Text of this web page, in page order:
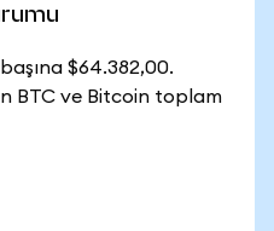
$64.382,00.
BTC ve Bitcoin toplam